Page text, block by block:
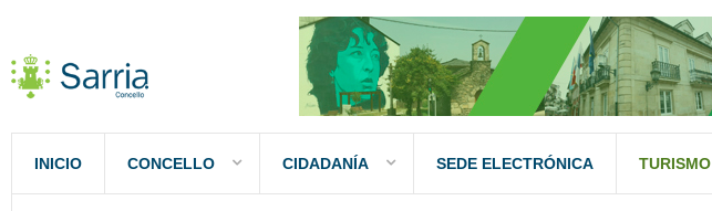
INICIO CONCELLO CIDADANÍA SEDE ELECTRÓNICA TURISMO